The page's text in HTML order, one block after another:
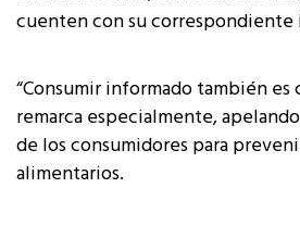
cuenten con su
“Consumir informado también es
remarca especialmente,
de los consumidores para
alimentarios.